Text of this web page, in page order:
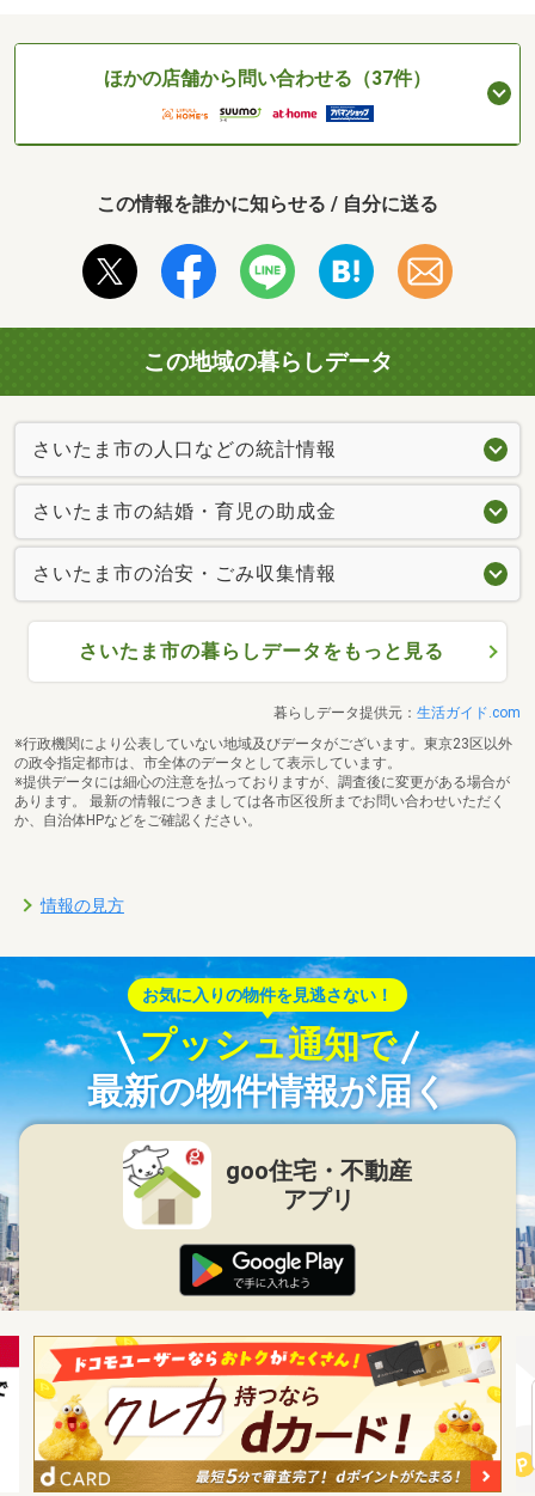
ほかの店舗から問い合わせる（37件）
この情報を誰かに知らせる / 自分に送る
この地域の暮らしデータ
さいたま市の人口などの統計情報
さいたま市の結婚・育児の助成金
さいたま市の治安・ごみ収集情報
さいたま市の暮らしデータをもっと見る
暮らしデータ提供元： 生活ガイド.com
※行政機関により公表していない地域及びデータがございます。東京23区以外
の政令指定都市は、市全体のデータとして表示しています。
※提供データには細心の注意を払っておりますが、調査後に変更がある場合が
あります。 最新の情報につきましては各市区役所までお問い合わせいただく
か、自治体HPなどをご確認ください。
情報の見方
お気に入りの物件を見逃さない！
プッシュ通知で
最新の物件情報が届く
goo住宅・不動産
アプリ